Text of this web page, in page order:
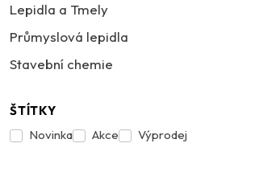
Lepidla a Tmely
Průmyslová lepidla
Stavební chemie
ŠTÍTKY
Novinka
Akce Výprodej